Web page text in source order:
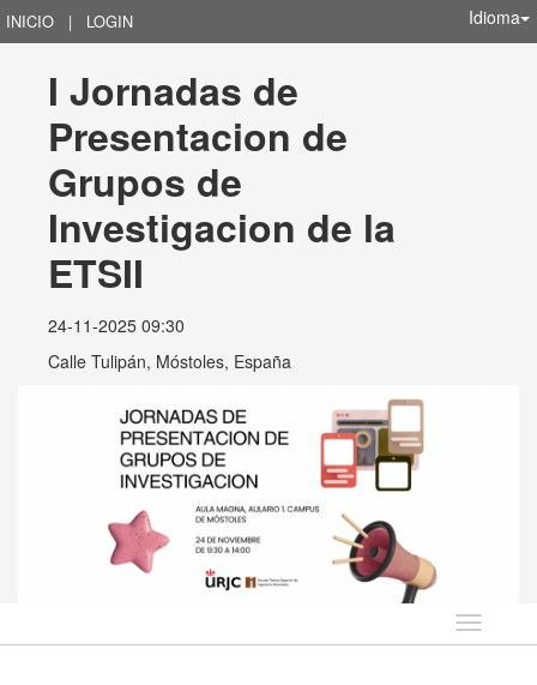
INICIO | LOGIN Idioma
I Jornadas de
Presentacion de
Grupos de
Investigacion de la
ETSII
24-11-2025 09:30
Calle Tulipán, Móstoles, España
Idioma